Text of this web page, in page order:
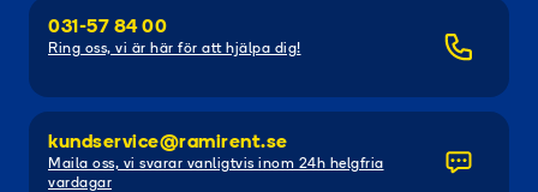
031-57 84 00
Ring oss, vi är här för att hjälpa dig!
kundservice@ramirent.se
Maila oss, vi svarar vanligtvis inom 24h helgfria
vardagar